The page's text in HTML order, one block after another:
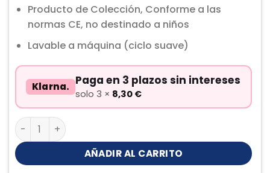
Producto de Colección, Conforme a las
normas CE, no destinado a niños
Lavable a máquina (ciclo suave)
Klarna. Paga en 3 plazos sin intereses
solo 3 × 8,30 €
Bidoof Peluche cantidad
AÑADIR AL CARRITO